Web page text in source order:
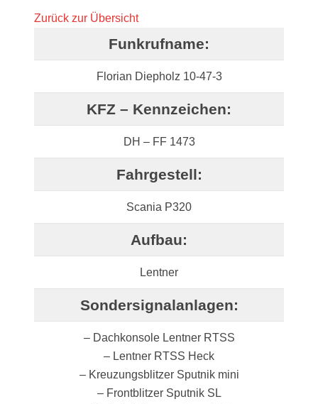
Zurück zur Übersicht
Funkrufname:
Florian Diepholz 10-47-3
KFZ – Kennzeichen:
DH – FF 1473
Fahrgestell:
Scania P320
Aufbau:
Lentner
Sondersignalanlagen:
– Dachkonsole Lentner RTSS
– Lentner RTSS Heck
– Kreuzungsblitzer Sputnik mini
– Frontblitzer Sputnik SL